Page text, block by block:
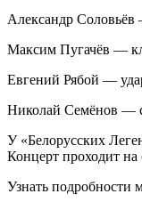
Александр Соловьёв
Максим Пугачёв —
Евгений Рябой —
Николай Семёнов —
У «Белорусских
Концерт проходит
Узнать подробности